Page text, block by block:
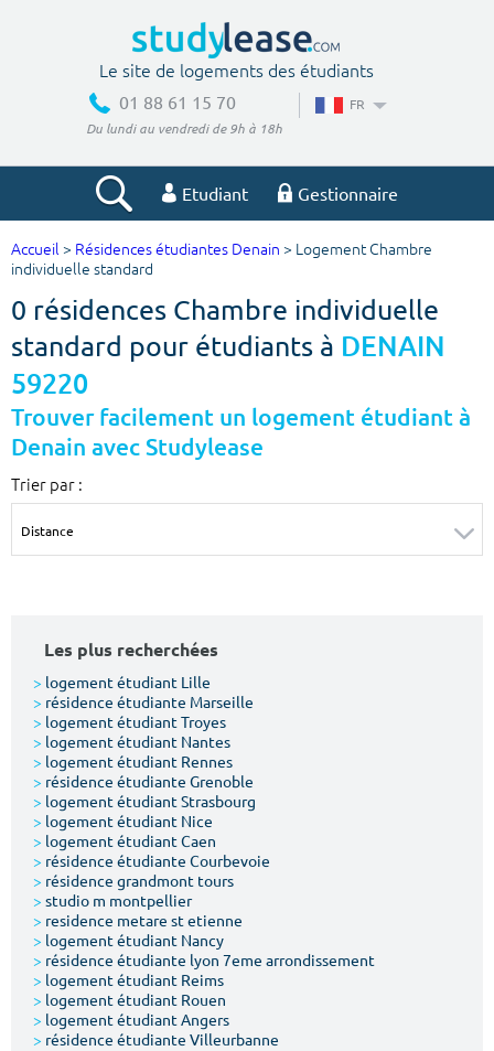
Le site de logements des étudiants
01 88 61 15 70
Du lundi au vendredi de 9h à 18h
FR
Etudiant Gestionnaire
Votre recherche
Ville, école
Budget min
€
Budget max
m² m²
Votre date d'entrée
Chercher
Accueil > Résidences étudiantes Denain > Logement Chambre
individuelle standard
0 résidences Chambre individuelle
standard pour étudiants à DENAIN
59220
Trouver facilement un logement étudiant à
Denain avec Studylease
Trier par :
Les plus recherchées
> logement étudiant Lille
> résidence étudiante Marseille
> logement étudiant Troyes
> logement étudiant Nantes
> logement étudiant Rennes
> résidence étudiante Grenoble
> logement étudiant Strasbourg
> logement étudiant Nice
> logement étudiant Caen
> résidence étudiante Courbevoie
> résidence grandmont tours
> studio m montpellier
> residence metare st etienne
> logement étudiant Nancy
> résidence étudiante lyon 7eme arrondissement
> logement étudiant Reims
> logement étudiant Rouen
> logement étudiant Angers
> résidence étudiante Villeurbanne